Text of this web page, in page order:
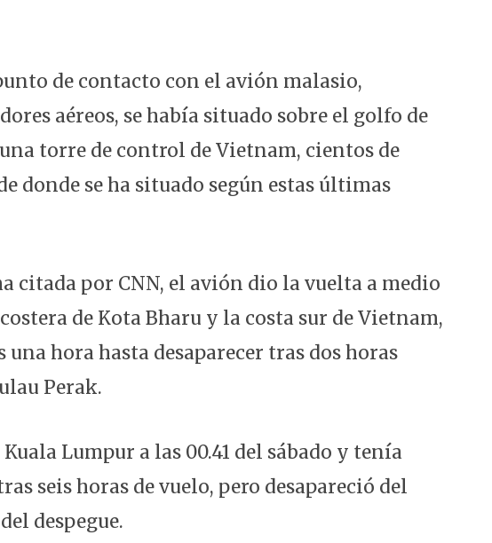
de contacto con el avión malasio,
aéreos, se había situado sobre el golfo de
torre de control de Vietnam, cientos de
donde se ha situado según estas últimas
citada por CNN, el avión dio la vuelta a medio
de Kota Bharu y la costa sur de Vietnam,
hora hasta desaparecer tras dos horas
Perak.
Lumpur a las 00.41 del sábado y tenía
seis horas de vuelo, pero desapareció del
despegue.